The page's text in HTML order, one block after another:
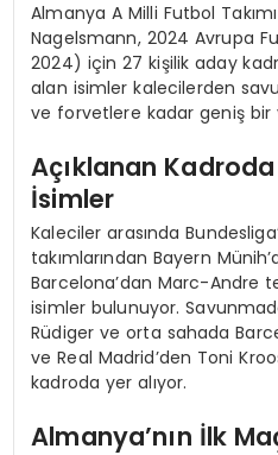
Almanya A Milli Futbol
Nagelsmann, 2024 Avrupa
2024) için 27 kişilik aday
alan isimler kalecilerden
ve forvetlere kadar geniş bir
Açıklanan
İsimler
Kaleciler arasında
takımlarından Bayern
Barcelona’dan Marc-Andre
isimler bulunuyor.
Rüdiger ve orta sahada
ve Real Madrid’den Toni
kadroda yer alıyor.
Almanya’nın İlk